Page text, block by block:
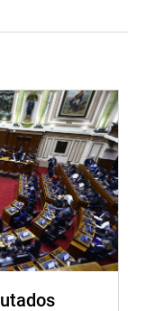
de Defensa y
de Armas y
manejos
y hasta
los nombrados.
organismos
hechos por
chinas- antes que
el jefe de ese
de distribución